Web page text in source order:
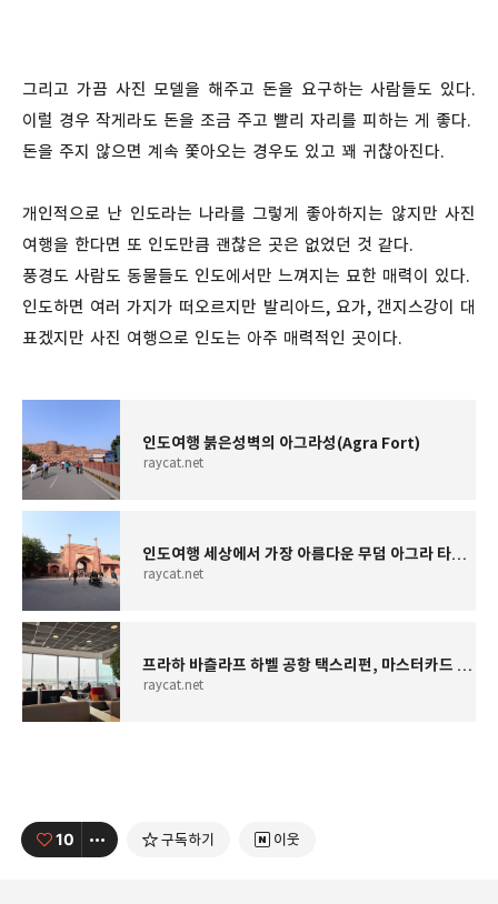
그리고 가끔 사진 모델을 해주고 돈을 요구하는 사람들도 있다.
이럴 경우 작게라도 돈을 조금 주고 빨리 자리를 피하는 게 좋다.
돈을 주지 않으면 계속 쫓아오는 경우도 있고 꽤 귀찮아진다.
개인적으로 난 인도라는 나라를 그렇게 좋아하지는 않지만 사진
여행을 한다면 또 인도만큼 괜찮은 곳은 없었던 것 같다.
풍경도 사람도 동물들도 인도에서만 느껴지는 묘한 매력이 있다.
인도하면 여러 가지가 떠오르지만 발리아드, 요가, 갠지스강이 대
표겠지만 사진 여행으로 인도는 아주 매력적인 곳이다.
인도여행 붉은성벽의 아그라성(Agra Fort)
raycat.net
인도여행 세상에서 가장 아름다운 무덤 아그라 타지마할
raycat.net
프라하 바츨라프 하벨 공항 택스리펀, 마스터카드 라운지 이용후기
raycat.net
10 구독하기 이웃